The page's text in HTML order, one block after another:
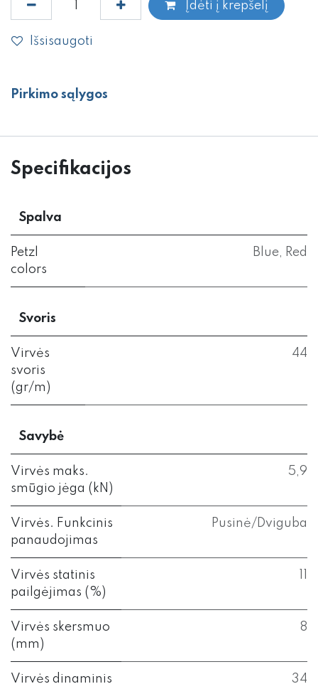
Įdėti į krepšelį
Išsisaugoti
Pirkimo sąlygos
Specifikacijos
Spalva
Petzl
colors
Blue Red
Svoris
Virvės
svoris
(gr/m)
44
Savybė
Virvės maks.
smūgio jėga (kN)
5,9
Virvės. Funkcinis
panaudojimas
Pusinė/Dviguba
Virvės statinis
pailgėjimas (%)
Virvės skersmuo
(mm)
8
Virvės dinaminis 34